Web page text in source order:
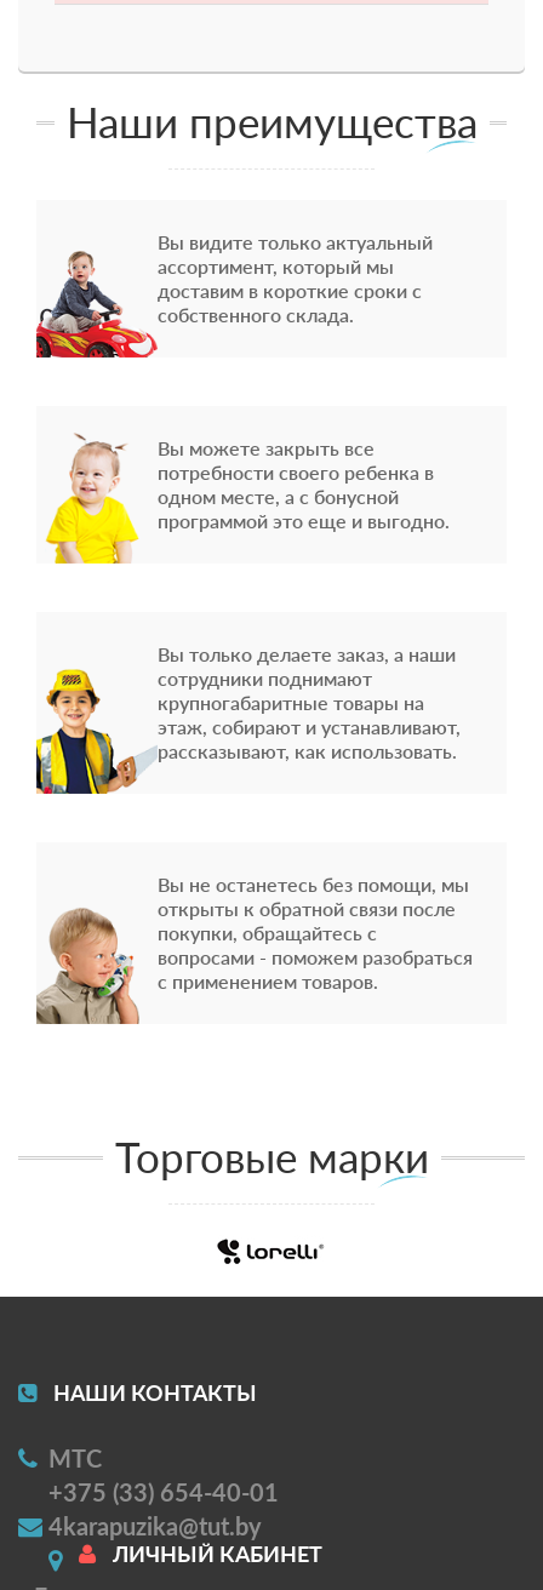
Наши преимущества
Вы видите только актуальный
ассортимент, который мы
доставим в короткие сроки с
собственного склада.
Вы можете закрыть все
потребности своего ребенка в
одном месте, а с бонусной
программой это еще и выгодно.
Вы только делаете заказ, а наши
сотрудники поднимают
крупногабаритные товары на
этаж, собирают и устанавливают,
рассказывают, как использовать.
Вы не останетесь без помощи, мы
открыты к обратной связи после
покупки, обращайтесь с
вопросами - поможем разобраться
с применением товаров.
Торговые марки
НАШИ КОНТАКТЫ
МТС
+375 (33) 654-40-01
4karapuzika@tut.by
ЛИЧНЫЙ КАБИНЕТ